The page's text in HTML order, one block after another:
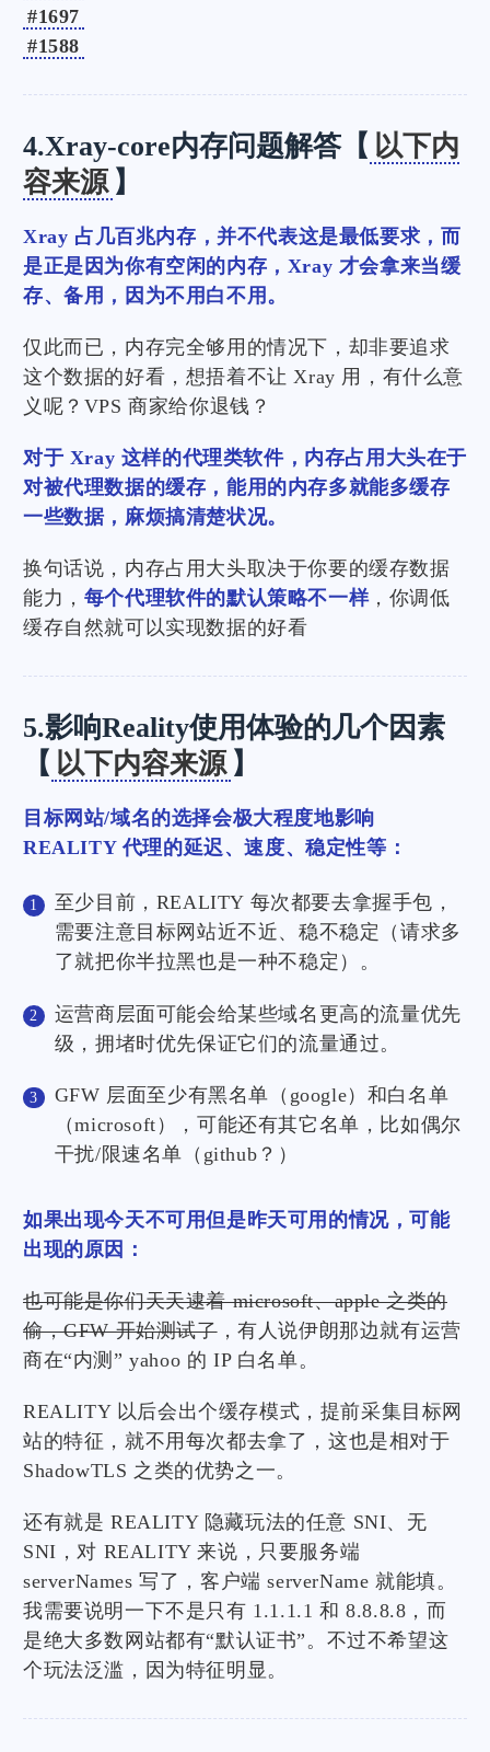
#1697
#1588
4.Xray-core内存问题解答【 以下内
容来源 】
Xray 占几百兆内存，并不代表这是最低要求，而
是正是因为你有空闲的内存，Xray 才会拿来当缓
存、备用，因为不用白不用。
仅此而已，内存完全够用的情况下，却非要追求
这个数据的好看，想捂着不让 Xray 用，有什么意
义呢？VPS 商家给你退钱？
对于 Xray 这样的代理类软件，内存占用大头在于
对被代理数据的缓存，能用的内存多就能多缓存
一些数据，麻烦搞清楚状况。
换句话说，内存占用大头取决于你要的缓存数据
能力， 每个代理软件的默认策略不一样，你调低
缓存自然就可以实现数据的好看
5.影响Reality使用体验的几个因素
【 以下内容来源 】
目标网站/域名的选择会极大程度地影响
REALITY 代理的延迟、速度、稳定性等：
至少目前，REALITY 每次都要去拿握手包，
需要注意目标网站近不近、稳不稳定（请求多
了就把你半拉黑也是一种不稳定）。
运营商层面可能会给某些域名更高的流量优先
级，拥堵时优先保证它们的流量通过。
GFW 层面至少有黑名单（google）和白名单
（microsoft），可能还有其它名单，比如偶尔
干扰/限速名单（github？）
如果出现今天不可用但是昨天可用的情况，可能
出现的原因：
也可能是你们天天逮着 microsoft、apple 之类的
偷，GFW 开始测试了，有人说伊朗那边就有运营
商在“内测” yahoo 的 IP 白名单。
REALITY 以后会出个缓存模式，提前采集目标网
站的特征，就不用每次都去拿了，这也是相对于
ShadowTLS 之类的优势之一。
还有就是 REALITY 隐藏玩法的任意 SNI、无
SNI，对 REALITY 来说，只要服务端
serverNames 写了，客户端 serverName 就能填。
我需要说明一下不是只有 1.1.1.1 和 8.8.8.8，而
是绝大多数网站都有“默认证书”。不过不希望这
个玩法泛滥，因为特征明显。